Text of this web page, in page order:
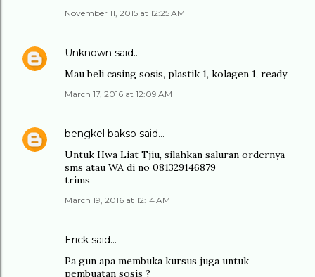
November 11, 2015 at 12:25 AM
Unknown said…
Mau beli casing sosis, plastik 1, kolagen 1, ready
March 17, 2016 at 12:09 AM
bengkel bakso said…
Untuk Hwa Liat Tjiu, silahkan saluran ordernya
sms atau WA di no 081329146879
trims
March 19, 2016 at 12:14 AM
Erick said…
Pa gun apa membuka kursus juga untuk
pembuatan sosis ?